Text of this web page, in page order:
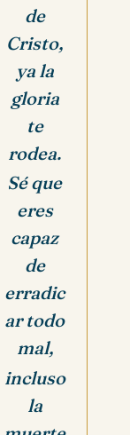
de
Cristo,
ya la
gloria
te
rodea.
Sé que
eres
capaz
de
erradic
ar todo
mal,
incluso
la